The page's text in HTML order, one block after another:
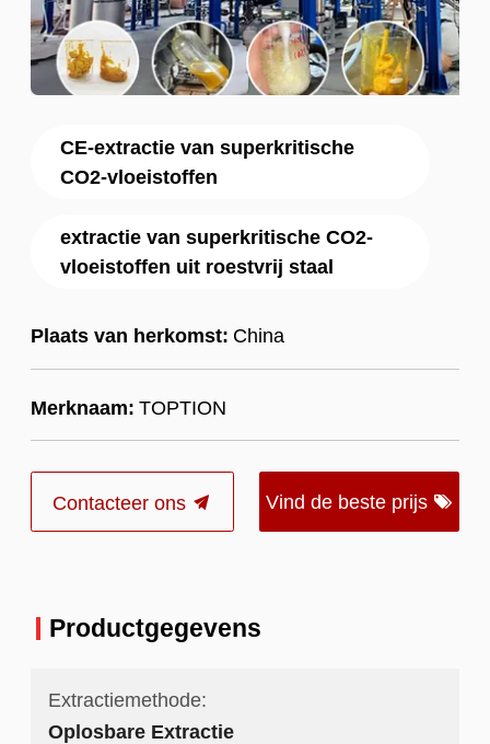
CE-extractie van superkritische
CO2-vloeistoffen
extractie van superkritische CO2-
vloeistoffen uit roestvrij staal
Plaats van herkomst: China
Merknaam: TOPTION
Contacteer ons Vind de beste prijs
Productgegevens
Extractiemethode:
Oplosbare Extractie